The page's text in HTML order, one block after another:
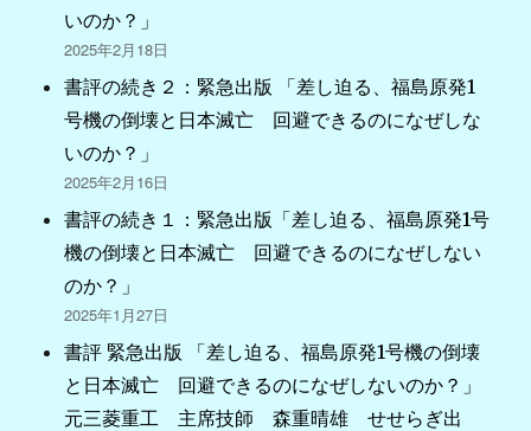
いのか？」
2025年2月18日
書評の続き２：緊急出版 「差し迫る、福島原発1
号機の倒壊と日本滅亡 回避できるのになぜしな
いのか？」
2025年2月16日
書評の続き１：緊急出版「差し迫る、福島原発1号
機の倒壊と日本滅亡 回避できるのになぜしない
のか？」
2025年1月27日
書評 緊急出版 「差し迫る、福島原発1号機の倒壊
と日本滅亡 回避できるのになぜしないのか？」
元三菱重工 主席技師 森重晴雄 せせらぎ出